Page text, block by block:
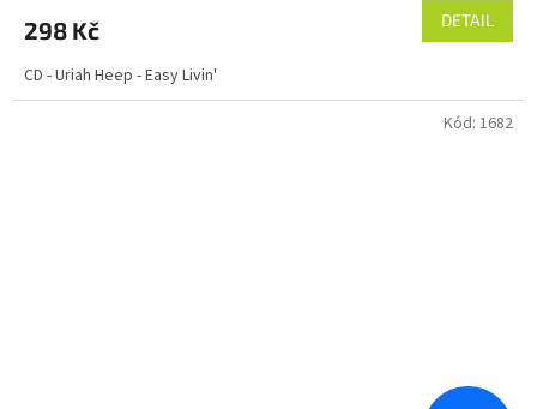
298 Kč DETAIL
CD - Uriah Heep - Easy Livin'
Kód: 1682